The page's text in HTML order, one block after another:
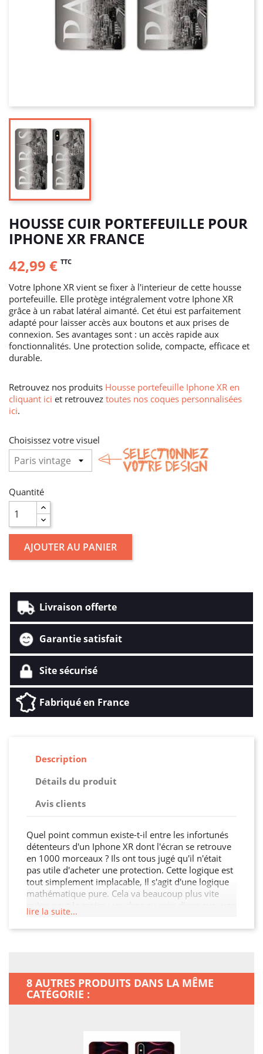
HOUSSE CUIR PORTEFEUILLE POUR
IPHONE XR FRANCE
42,99 € TTC
Votre Iphone XR vient se fixer à l'interieur de cette housse
portefeuille. Elle protège intégralement votre Iphone XR
grâce à un rabat latéral aimanté. Cet étui est parfaitement
adapté pour laisser accès aux boutons et aux prises de
connexion. Ses avantages sont : un accès rapide aux
fonctionnalités. Une protection solide, compacte, efficace et
durable.
Retrouvez nos produits Housse portefeuille Iphone XR en
cliquant ici et retrouvez toutes nos coques personnalisées
ici.
Choisissez votre visuel
Quantité
AJOUTER AU PANIER
Livraison offerte
Garantie satisfait
Site sécurisé
Fabriqué en France
Description
Détails du produit
Avis clients
Quel point commun existe-t-il entre les infortunés
détenteurs d'un Iphone XR dont l'écran se retrouve
en 1000 morceaux ? Ils ont tous jugé qu'il n'était
pas utile d'acheter une protection. Cette logique est
tout simplement implacable, Il s'agit d'une logique
mathématique pure. Cela va beaucoup plus vite
bousculade, une chute sur le carrelage, ou bien
encore un sac que l'on pose trop précipitamment
proportionnelle à son prix? Fêlures, bosses, touches
qui vont rester bloquées, la liste de ce qui peut
impacter votre appareil est longue... Avoir envie de
pour votre smartphone !
lire la suite...
8 AUTRES PRODUITS DANS LA MÊME
CATÉGORIE :